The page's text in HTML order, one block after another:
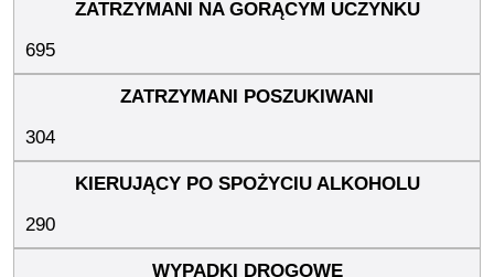
695
304
290